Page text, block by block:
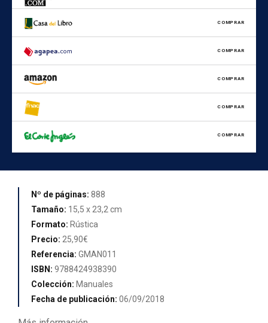
COMPRAR
COMPRAR
COMPRAR
COMPRAR
COMPRAR
Nº de páginas: 888
Tamaño: 15,5 x 23,2 cm
Formato: Rústica
Precio: 25,90€
Referencia: GMAN011
ISBN: 9788424938390
Colección: Manuales
Fecha de publicación: 06/09/2018